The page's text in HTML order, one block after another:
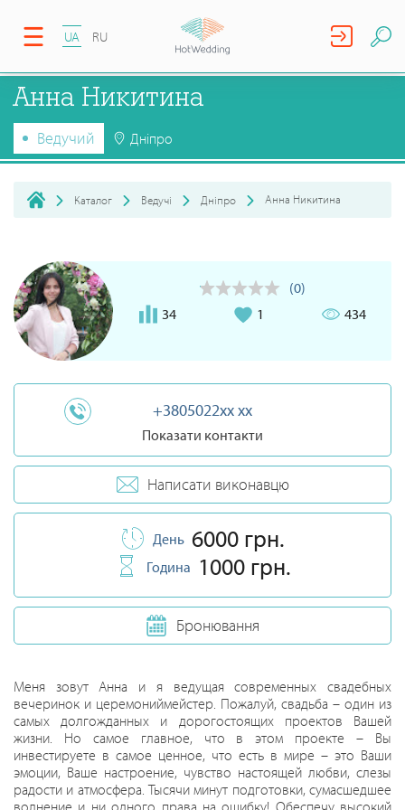
UA RU
Анна Никитина
Ведучий Дніпро
Каталог Ведучі Дніпро Анна Никитина
(0)
34
1 434
+3805022xx xx
Показати контакти
Написати виконавцю
День 6000 грн.
Година 1000 грн.
Бронювання
Меня зовут Анна и я ведущая современных свадебных
вечеринок и церемониймейстер. Пожалуй, свадьба – один из
самых долгожданных и дорогостоящих проектов Вашей
жизни. Но самое главное, что в этом проекте – Вы
инвестируете в самое ценное, что есть в мире – это Ваши
эмоции, Ваше настроение, чувство настоящей любви, слезы
радости и атмосфера. Тысячи минут подготовки, сумасшедшее
волнение и ни одного права на ошибку! Обеспечу высокий